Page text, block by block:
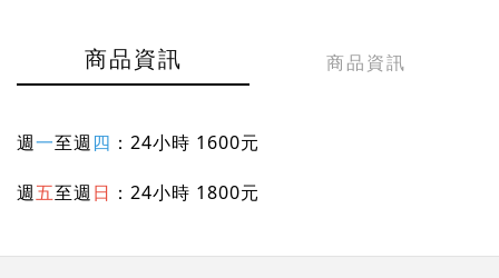
商品資訊 商品資訊
週一至週 四 ：24小時 1600元
週五至週 日 ：24小時 1800元